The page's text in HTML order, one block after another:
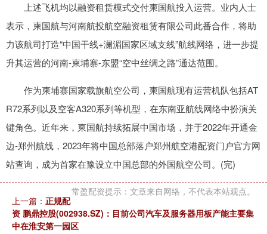
上述飞机均以融资租赁模式交付柬国航投入运营。业内人士
表示，柬国航与河南航投航空融资租赁有限公司此番合作，将助
力该航司打造“中国干线+澜湄国家区域支线”航线网络，进一步提
升其运营的河南-柬埔寨-东盟“空中丝绸之路”通达范围。
作为柬埔寨国家载旗航空公司，柬国航现有运营机队包括AT
R72系列以及空客A320系列等机型，在东南亚航线网络中扮演关
键角色。近年来，柬国航持续拓展中国市场，并于2022年开通金
边-郑州航线，2023年将中国总部落户郑州航空港配资门户官方网
站查询，成为首家在豫设立中国总部的外国航空公司。(完)
常盈配资提示：文章来自网络，不代表本站观点。
上一篇： 正规配
资 鹏鼎控股(002938.SZ)：目前公司汽车及服务器用板产能主要集
中在淮安第一园区